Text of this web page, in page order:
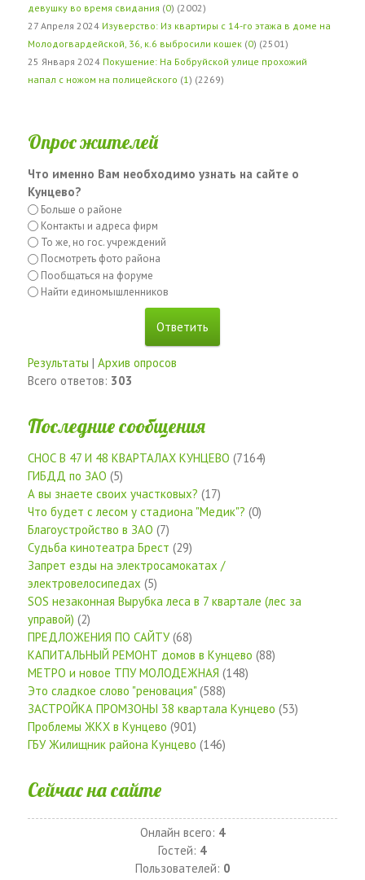
девушку во время свидания (0) (2002)
27 Апреля 2024 Изуверство: Из квартиры с 14-го этажа в доме на
Молодогвардейской, 36, к.6 выбросили кошек (0) (2501)
25 Января 2024 Покушение: На Бобруйской улице прохожий
напал с ножом на полицейского (1 ) (2269)
Опрос жителей
Что именно Вам необходимо узнать на сайте о
Кунцево?
Больше о районе
Контакты и адреса фирм
То же, но гос. учреждений
Посмотреть фото района
Пообщаться на форуме
Найти единомышленников
Результаты | Архив опросов
Всего ответов: 303
Последние сообщения
СНОС В 47 И 48 КВАРТАЛАХ КУНЦЕВО (7164)
ГИБДД по ЗАО (5)
А вы знаете своих участковых? (17)
Что будет с лесом у стадиона "Медик"? (0)
Благоустройство в ЗАО (7)
Судьба кинотеатра Брест (29)
Запрет езды на электросамокатах /
электровелосипедах (5)
SOS незаконная Вырубка леса в 7 квартале (лес за
управой) (2)
ПРЕДЛОЖЕНИЯ ПО САЙТУ(68)
КАПИТАЛЬНЫЙ РЕМОНТ домов в Кунцево (88)
МЕТРО и новое ТПУ МОЛОДЕЖНАЯ (148)
Это сладкое слово "реновация" (588)
ЗАСТРОЙКА ПРОМЗОНЫ 38 квартала Кунцево (53)
Проблемы ЖКХ в Кунцево (901)
ГБУ Жилищник района Кунцево (146)
Сейчас на сайте
Онлайн всего: 4
Гостей: 4
Пользователей: 0